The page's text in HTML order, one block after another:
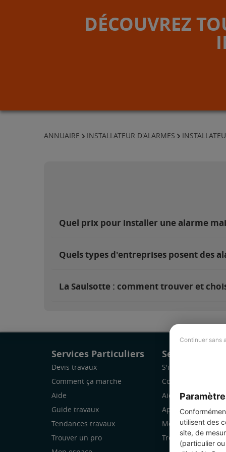
Continuer sans
utilisent des
site, de
(particulier
DÉCOUVREZ
ANNUAIRE INSTALLATEUR D'ALARMES
Quel prix pour installer une alarme
Quels types d'entreprises posent des
La Saulsotte : comment trouver et
Services Particuliers
Devis travaux
Comment ça marche
Aide
Guide travaux
Tendances travaux
Trouver un pro
Services Pro
S'inscrire
Comment ça
Aide
Application Mobile
Mon espace
Trouver des